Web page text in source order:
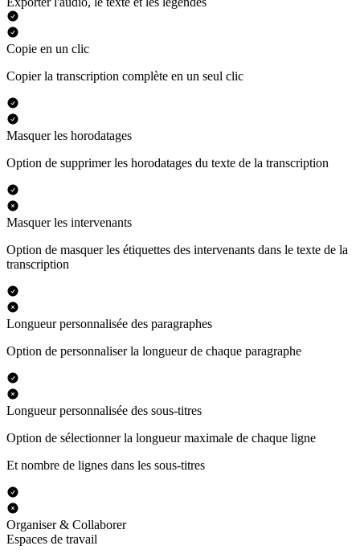
Copie en un clic
Copier la transcription complète en un seul clic
Masquer les horodatages
Option de supprimer les horodatages du texte de la transcription
Masquer les intervenants
Option de masquer les étiquettes des intervenants dans le texte de la
transcription
Longueur personnalisée des paragraphes
Option de personnaliser la longueur de chaque paragraphe
Longueur personnalisée des sous-titres
Option de sélectionner la longueur maximale de chaque ligne
Et nombre de lignes dans les sous-titres
Organiser & Collaborer
Espaces de travail